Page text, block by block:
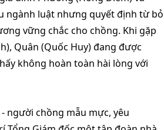
ngành luật nhưng quyết định từ bỏ
vững chắc cho chồng. Khi gặp
Quân (Quốc Huy) đang được
không hoàn toàn hài lòng với
người chồng mẫu mực, yêu